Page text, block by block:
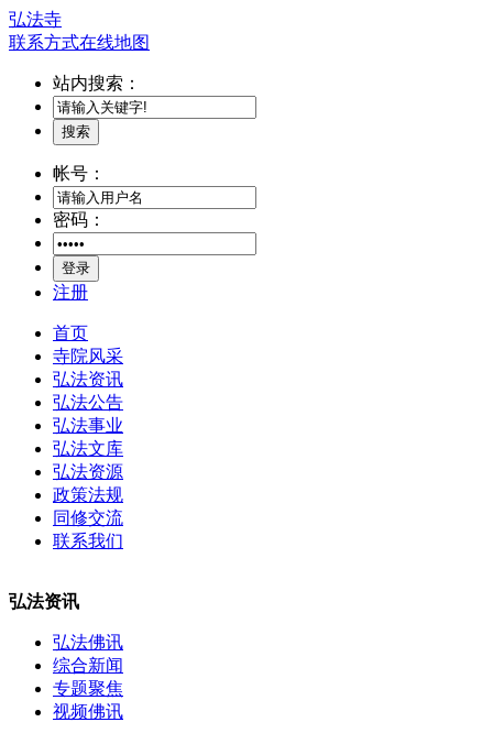
弘法寺
联系方式在线地图
站内搜索：
搜索
帐号：
密码：
登录
注册
首页
寺院风采
弘法资讯
弘法公告
弘法事业
弘法文库
弘法资源
政策法规
同修交流
联系我们
弘法资讯
弘法佛讯
综合新闻
专题聚焦
视频佛讯